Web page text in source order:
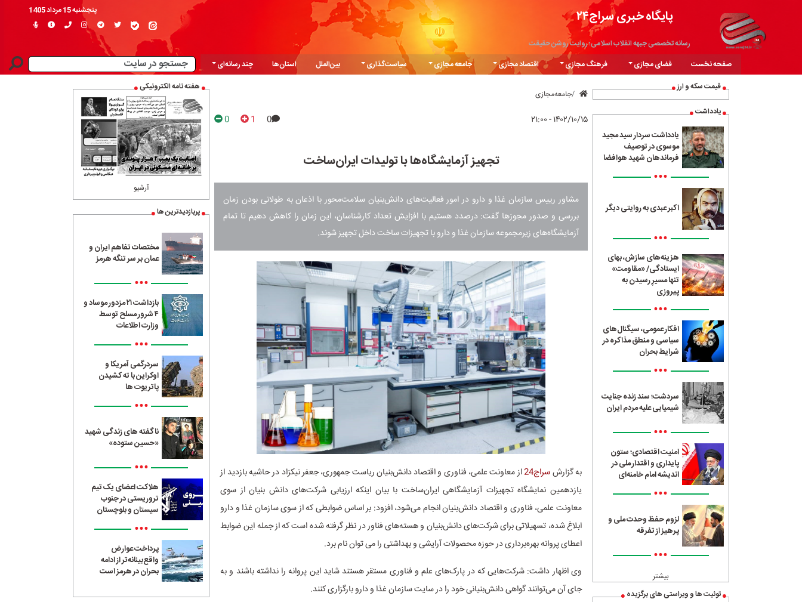
پایگاه خبری سراج۲۴
رسانه تخصصی جبهه انقلاب اسلامی؛ روایت روشن حقیقت
پنجشنبه 15 مرداد 1405
صفحه نخست فضای مجازی فرهنگ مجازی اقتصاد مجازی جامعه مجازی سیاست‌گذاری بین‌الملل استان‌ها
چند رسانه‌ای
قیمت سکه و ارز
یادداشت
یادداشت سردار سید مجید
موسوی در توصیف
فرماندهان شهید هوافضا
•••
اکبر عبدی به روایتی دیگر
•••
هزینه‌های سازش، بهای
ایستادگی/ «مقاومت»
تنها مسیرِ رسیدن به
پیروزی
•••
افکار عمومی، سیگنال‌های
سیاسی و منطق مذاکره در
شرایط بحران
•••
سردشت؛ سند زنده جنایت
شیمیایی علیه مردم ایران
•••
امنیت اقتصادی؛ ستون
پایداری و اقتدار ملی در
اندیشه امام خامنه‌ای
•••
لزوم حفظ وحدت ملی و
پرهیز از تفرقه
•••
بیشتر
توئیت ها و ویراستی های برگزیده
جامعه‌مجازی
۱۴۰۲/۱۰/۱۵ - ۲۱:۰۰ 0
1
0
تجهیز آزمایشگاه‌ها با تولیدات ایران‌ساخت
مشاور رییس سازمان غذا و دارو در امور فعالیت‌های دانش‌بنیان سلامت‌محور با اذعان به طولانی بودن زمان
بررسی و صدور مجوزها گفت: درصدد هستیم با افزایش تعداد کارشناسان، این زمان را کاهش دهیم تا تمام
آزمایشگاه‌های زیرمجموعه سازمان غذا و دارو با تجهیزات ساخت داخل تجهیز شوند.
به گزارشسراج24
از معاونت علمی، فناوری و اقتصاد دانش‌بنیان ریاست جمهوری، جعفر نیکزاد در حاشیه بازدید از
یازدهمین نمایشگاه تجهیزات آزمایشگاهی ایران‌ساخت با بیان اینکه ارزیابی شرکت‌های دانش بنیان از سوی
معاونت علمی، فناوری و اقتصاد دانش‌بنیان انجام می‌شود، افزود: بر اساس ضوابطی که از سوی سازمان غذا و دارو
ابلاغ شده، تسهیلاتی برای شرکت‌های دانش‌بنیان و هسته‌های فناور در نظر گرفته شده است که از جمله این ضوابط
اعطای پروانه بهره‌برداری در حوزه محصولات آرایشی و بهداشتی را می توان نام برد.
وی اظهار داشت: شرکت‌هایی که در پارک‌های علم و فناوری مستقر هستند شاید این پروانه را نداشته باشند و به
جای آن می‌توانند گواهی دانش‌بنیانی خود را در سایت سازمان غذا و دارو بارگزاری کنند.
هفته نامه الکترونیکی
آرشیو
پربازدیدترین ها
مختصات تفاهم ایران و
عمان بر سر تنگه هرمز
•••
بازداشت ۲۱ مزدور موساد و
۴ شرور مسلح توسط
وزارت اطلاعات
•••
سردرگمی آمریکا و
اوکراین با ته کشیدن
پاتریوت ها
•••
ناگفته های زندگی شهید
«حسین ستوده»
•••
هلاکت اعضای یک تیم
تروریستی در جنوب
سیستان و بلوچستان
•••
پرداخت عوارض
واقع‌بینانه‌تر از ادامه
بحران در هرمز است